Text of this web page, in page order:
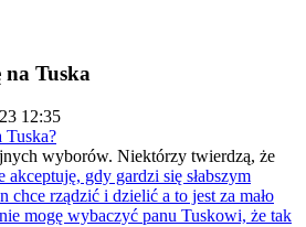
na Tuska
12:35
Tuska?
wyborów. Niektórzy twierdzą, że
gdy gardzi się słabszym
chce rządzić i dzielić a to jest za mało
mogę wybaczyć panu Tuskowi, że tak